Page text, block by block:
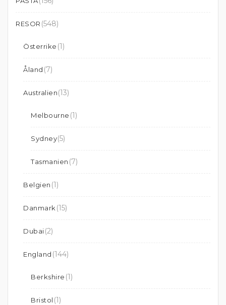
RESOR (548)
Österrike (1)
Åland (7)
Australien(13)
Melbourne (1)
Sydney(5)
Tasmanien (7)
Belgien (1)
Danmark (15)
Dubai(2)
England (144)
Berkshire (1)
Bristol (1)